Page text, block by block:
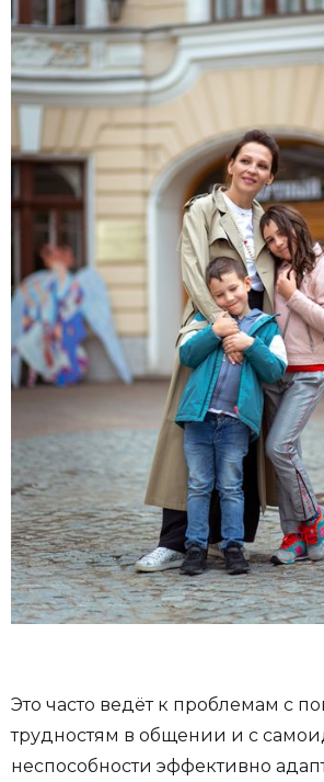
Это часто ведёт к проблемам с
трудностям в общении и с
неспособности эффективно